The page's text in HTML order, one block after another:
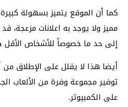
كما أن الموقع يتميز بسهولة
مميز ولا يوجد به اعلانات مزعجة،
إلى حد ما خصوصاً للأشخاص الأقل
أيضا هذا لا يقلل على الإطلاق
توفير مجموعة وفرة من الألعاب
على الكمبيوتر.